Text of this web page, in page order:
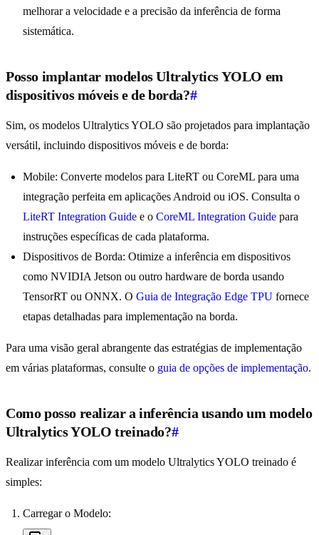
melhorar a velocidade e a precisão da inferência de forma
sistemática.
Posso implantar modelos Ultralytics YOLO em
dispositivos móveis e de borda?#
Sim, os modelos Ultralytics YOLO são projetados para implantação
versátil, incluindo dispositivos móveis e de borda:
Mobile: Converte modelos para LiteRT ou CoreML para uma
integração perfeita em aplicações Android ou iOS. Consulta o
LiteRT Integration Guide e o CoreML Integration Guide para
instruções específicas de cada plataforma.
Dispositivos de Borda: Otimize a inferência em dispositivos
como NVIDIA Jetson ou outro hardware de borda usando
TensorRT ou ONNX. O Guia de Integração Edge TPU fornece
etapas detalhadas para implementação na borda.
Para uma visão geral abrangente das estratégias de implementação
em várias plataformas, consulte o guia de opções de implementação.
Como posso realizar a inferência usando um modelo
Ultralytics YOLO treinado?#
Realizar inferência com um modelo Ultralytics YOLO treinado é
simples:
Carregar o Modelo: